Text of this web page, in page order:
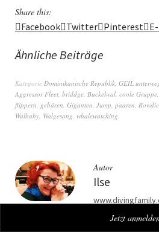
Share this:
Facebook Twitter Pinterest
Ähnliche Beiträge
Kategorie Dominikanische Republik, GEIL
Aggressor Fleet, briddge, Buckelwal, coole Gruppe,
flippern, gebären, Giganten, Jump, paaren, Rowdie
Walbaby, Walgesang, whalewatching
Autor
Ilse
Jetzt